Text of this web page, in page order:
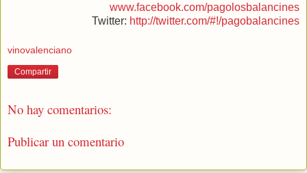
www.facebook.com/pagolosbalancines
Twitter: http://twitter.com/#!/pagobalancines
vinovalenciano
Compartir
No hay comentarios:
Publicar un comentario